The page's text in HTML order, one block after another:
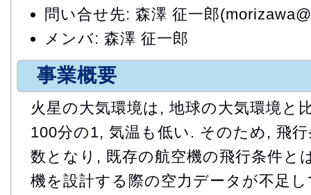
問い合せ先: 森澤 征一郎
メンバ: 森澤 征一郎
事業概要
火星の大気環境は, 地球の大気環境と
100分の1, 気温も低い. そのため, 飛
数となり, 既存の航空機の飛行条件と
機を設計する際の空力データが不足